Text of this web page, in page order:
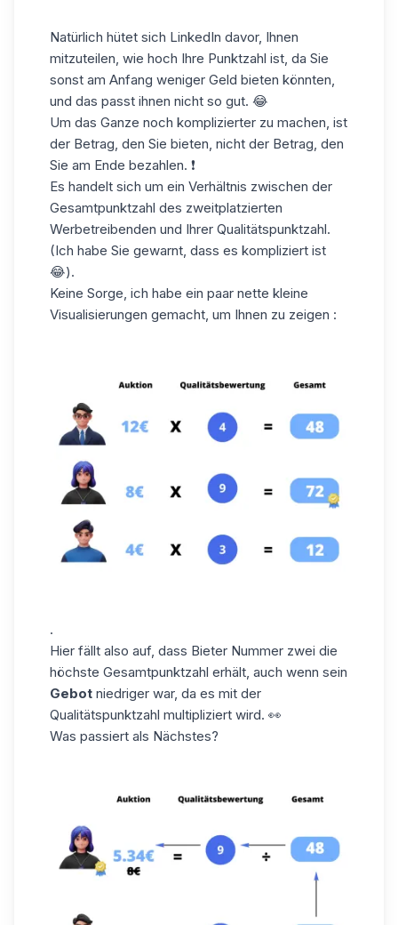
Natürlich hütet sich LinkedIn davor, Ihnen
mitzuteilen, wie hoch Ihre Punktzahl ist, da Sie
sonst am Anfang weniger Geld bieten könnten,
und das passt ihnen nicht so gut. 😂
Um das Ganze noch komplizierter zu machen, ist
der Betrag, den Sie bieten, nicht der Betrag, den
Sie am Ende bezahlen. ❗
Es handelt sich um ein Verhältnis zwischen der
Gesamtpunktzahl des zweitplatzierten
Werbetreibenden und Ihrer Qualitätspunktzahl.
(Ich habe Sie gewarnt, dass es kompliziert ist
😂).
Keine Sorge, ich habe ein paar nette kleine
Visualisierungen gemacht, um Ihnen zu zeigen :
.
Hier fällt also auf, dass Bieter Nummer zwei die
höchste Gesamtpunktzahl erhält, auch wenn sein
Gebot niedriger war, da es mit der
Qualitätspunktzahl multipliziert wird. 👀
Was passiert als Nächstes?